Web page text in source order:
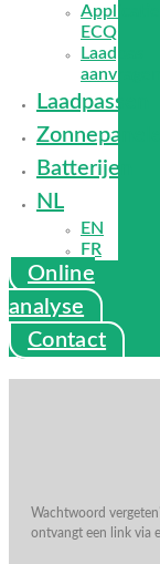
Applicatie
ECQ
Laadpas
aanvragen
Laadpassen
Batterijen
NL
EN
FR
Online
analyse
Contact
Wachtwoord
ontvangt een link via